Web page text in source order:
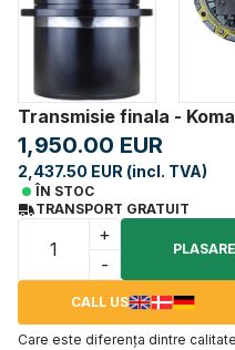
Transmisie finala -
1,950.00 EUR
2,437.50 EUR (incl. TVA)
ÎN STOC
TRANSPORT GRATUIT
+
-
CALL US
Care este diferența dintre